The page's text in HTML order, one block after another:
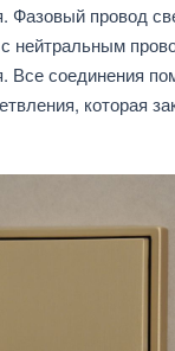
Фазовый провод
нейтральным
Все соединения
которая